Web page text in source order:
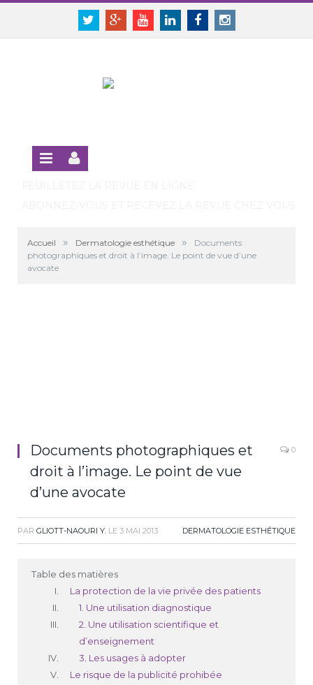
Panneau de gestion des cookies
TwitterGoogle+YoutubeLinkedinFacebookInstagram
SE CONNECTER
Accueil » Dermatologie esthétique »
Documents
photographiques et droit à l’image. Le point de vue d’une
avocate
Documents photographiques et
droit à l’image. Le point de vue
d’une avocate
0
PAR GLIOTT-NAOURI Y. LE 3 MAI 2013 DERMATOLOGIE ESTHÉTIQUE
Table des matières
La protection de la vie privée des patients
1. Une utilisation diagnostique
2. Une utilisation scientifique et
d’enseignement
3. Les usages à adopter
Le risque de la publicité prohibée